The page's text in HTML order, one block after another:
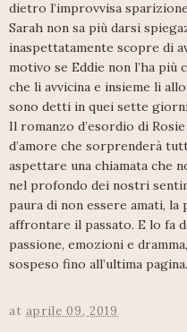
dietro l’improvvisa
Sarah non sa più darsi
inaspettatamente scopre di
motivo se Eddie non l’ha
che li avvicina e insieme li
sono detti in quei sette
Il romanzo d’esordio di
d’amore che sorprenderà
aspettare una chiamata che
nel profondo dei nostri
paura di non essere amati,
affrontare il passato. E lo fa
passione, emozioni e
sospeso fino all’ultima pagina.
at aprile 09, 2019